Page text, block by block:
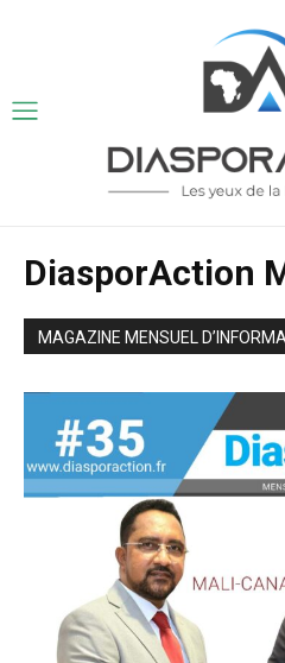
DiasporAction
MAGAZINE MENSUEL